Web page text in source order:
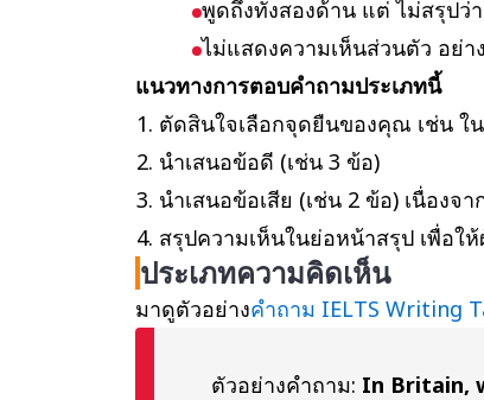
พูดถึงทั้งสองด้าน แต่ ไม่สรุปว่
ไม่แสดงความเห็นส่วนตัว อย่า
แนวทางการตอบคำถามประเภทนี้
ตัดสินใจเลือกจุดยืนของคุณ เช่น ใ
นำเสนอข้อดี (เช่น 3 ข้อ)
นำเสนอข้อเสีย (เช่น 2 ข้อ) เนื่อง
สรุปความเห็นในย่อหน้าสรุป เพื่อใ
ประเภทความคิดเห็น
มาดูตัวอย่างคำถาม IELTS Writing
ตัวอย่างคำถาม: In Britain,